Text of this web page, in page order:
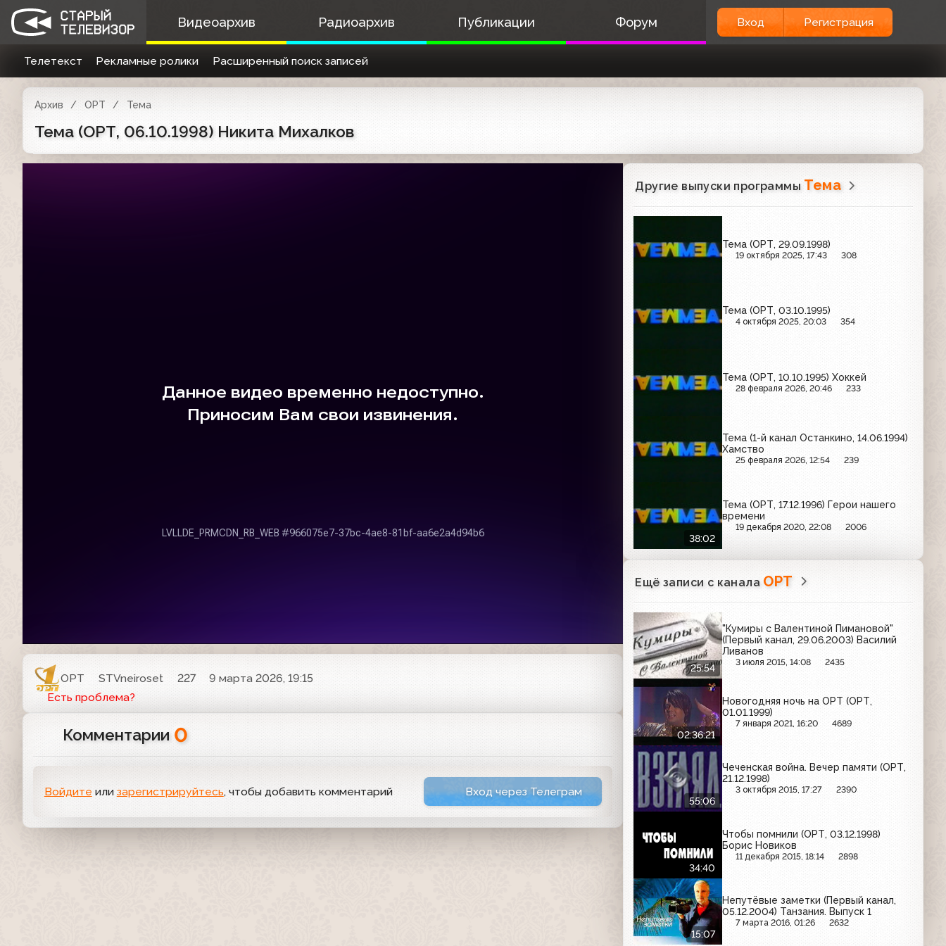
Видеоархив Радиоархив Публикации Форум Вход Регистрация
Телетекст Рекламные ролики Расширенный поиск записей
Архив ОРТ Тема
Тема (ОРТ, 06.10.1998) Никита Михалков
ОРТ STVneiroset 227
9 марта 2026, 19:15
Есть проблема?
Комментарии 0
Войдите или зарегистрируйтесь, чтобы добавить комментарий Вход через Телеграм
Другие выпуски программы Тема
Тема (ОРТ, 29.09.1998)
19 октября 2025, 17:43 308
Тема (ОРТ, 03.10.1995)
4 октября 2025, 20:03 354
Тема (ОРТ, 10.10.1995) Хоккей
28 февраля 2026, 20:46 233
Тема (1-й канал Останкино, 14.06.1994)
Хамство
25 февраля 2026, 12:54 239
38:02
Тема (ОРТ, 17.12.1996) Герои нашего
времени
19 декабря 2020, 22:08 2006
Ещё записи с канала ОРТ
25:54
"Кумиры с Валентиной Пимановой"
(Первый канал, 29.06.2003) Василий
Ливанов
3 июля 2015, 14:08 2435
02:36:21
Новогодняя ночь на ОРТ (ОРТ,
01.01.1999)
7 января 2021, 16:20 4689
55:06
Чеченская война. Вечер памяти (ОРТ,
21.12.1998)
3 октября 2015, 17:27 2390
34:40
Чтобы помнили (ОРТ, 03.12.1998)
Борис Новиков
11 декабря 2015, 18:14 2898
15:07
Непутёвые заметки (Первый канал,
05.12.2004) Танзания. Выпуск 1
7 марта 2016, 01:26 2632